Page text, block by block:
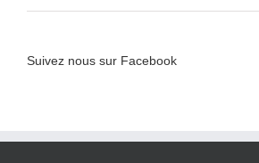
Suivez nous sur Facebook